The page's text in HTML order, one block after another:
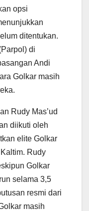
opsi
ditentukan.
di
Andi
Golkar masih
Rudy Mas’ud
diikuti oleh
elite Golkar
Rudy
Golkar
selama 3,5
resmi dari
masih